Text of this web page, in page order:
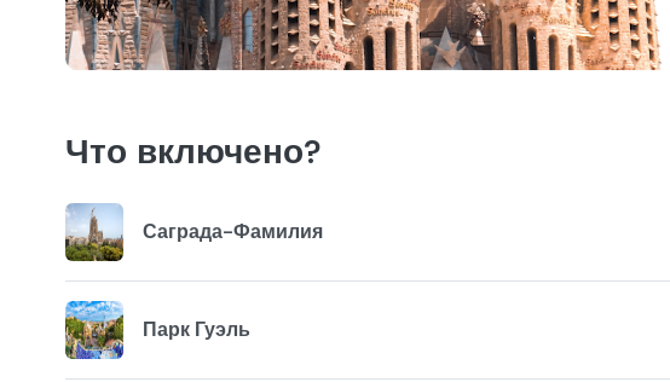
Что включено?
Саграда-Фамилия
Парк Гуэль